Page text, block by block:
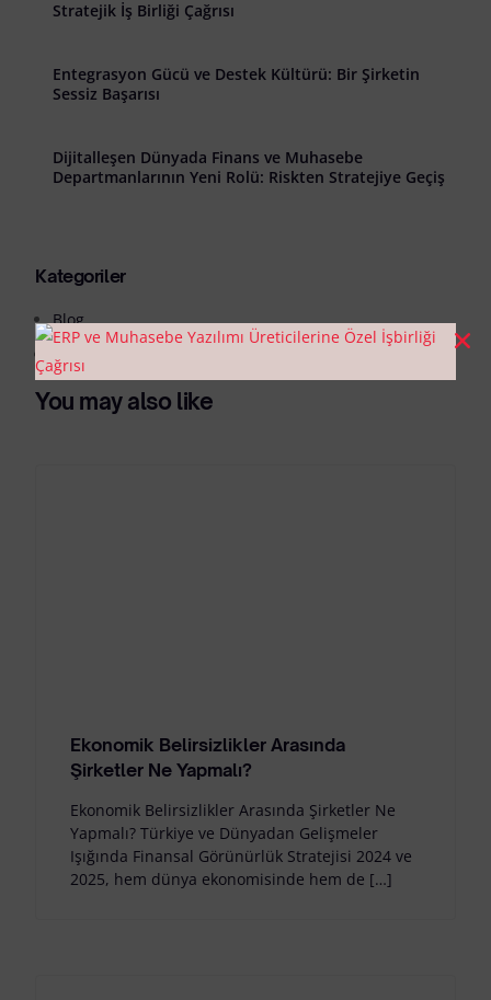
Stratejik İş Birliği Çağrısı
Entegrasyon Gücü ve Destek Kültürü: Bir Şirketin
Sessiz Başarısı
Dijitalleşen Dünyada Finans ve Muhasebe
Departmanlarının Yeni Rolü: Riskten Stratejiye Geçiş
Kategoriler
Blog
Genel
You may also like
Ekonomik Belirsizlikler Arasında
Şirketler Ne Yapmalı?
Ekonomik Belirsizlikler Arasında Şirketler Ne
Yapmalı? Türkiye ve Dünyadan Gelişmeler
Işığında Finansal Görünürlük Stratejisi 2024 ve
2025, hem dünya ekonomisinde hem de […]